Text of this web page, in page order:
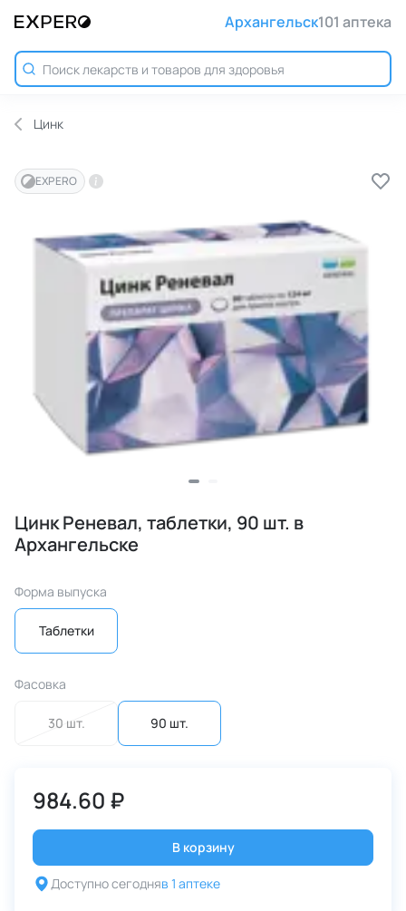
Архангельск101 аптека
Цинк
EXPERO
Цинк Реневал, таблетки, 90 шт. в
Архангельске
Форма выпуска
Таблетки
Фасовка
30 шт. 90 шт.
984.60 ₽
В корзину
Доступно сегодняв 1 аптеке